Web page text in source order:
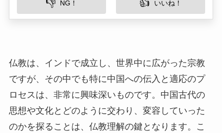
仏教は、インドで成立し、世界中に広がった宗教
ですが、その中でも特に中国への伝入と適応のプ
ロセスは、非常に興味深いものです。中国古代の
思想や文化とどのように交わり、変容していった
のかを探ることは、仏教理解の鍵となります。こ